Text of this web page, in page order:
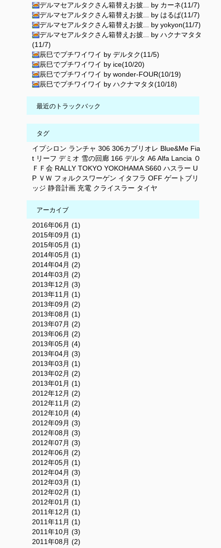
デルマセアルタクさん箱替えお披... by カーネ(11/7)
デルマセアルタクさん箱替えお披... by はるぱ(11/7)
デルマセアルタクさん箱替えお披... by yokyon(11/7)
デルマセアルタクさん箱替えお披... by ハクナマタタ
(11/7)
辰巳でプチワイワイ by デルタク(11/5)
辰巳でプチワイワイ by ice(10/20)
辰巳でプチワイワイ by wonder-FOUR(10/19)
辰巳でプチワイワイ by ハクナマタタ(10/18)
最近のトラックバック
タグ
イプシロン ランチャ 306 306カブリオレ Blue&Me Fia
t リーフ デミオ 雪の回廊 166 デルタ A6Alfa Lancia Ｏ
ＦＦ会 RALLY TOKYO YOKOHAMA S660 ハスラー U
P ＶＷ フォルクスワーゲン イタフラ OFF ゲートブリ
ッジ 静音計画 充電 クライスラー タイヤ
アーカイブ
2016年06月 (1)
2015年09月 (1)
2015年05月 (1)
2014年05月 (1)
2014年04月 (2)
2014年03月 (2)
2013年12月 (3)
2013年11月 (1)
2013年09月 (2)
2013年08月 (1)
2013年07月 (2)
2013年06月 (2)
2013年05月 (4)
2013年04月 (3)
2013年03月 (1)
2013年02月 (2)
2013年01月 (1)
2012年12月 (2)
2012年11月 (2)
2012年10月 (4)
2012年09月 (3)
2012年08月 (3)
2012年07月 (3)
2012年06月 (2)
2012年05月 (1)
2012年04月 (3)
2012年03月 (1)
2012年02月 (1)
2012年01月 (1)
2011年12月 (1)
2011年11月 (1)
2011年10月 (3)
2011年08月 (2)